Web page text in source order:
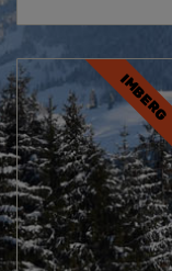
IMBERG